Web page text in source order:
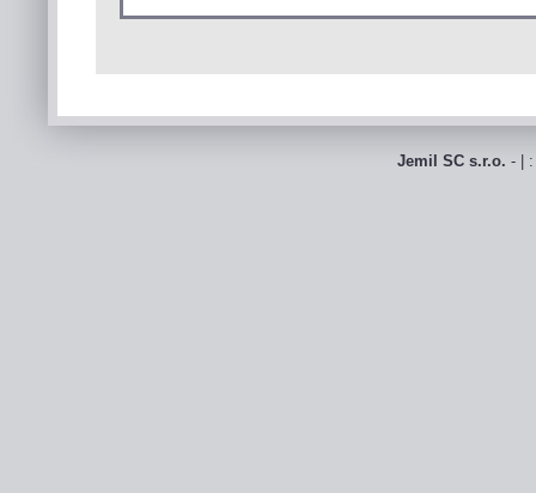
Jemil SC s.r.o. - |